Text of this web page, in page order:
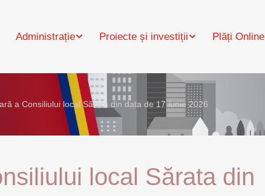
Administrație Proiecte și investiții Plăți Online
a Consiliului local Sărata din data de 17 iunie 2026
local Sărata din